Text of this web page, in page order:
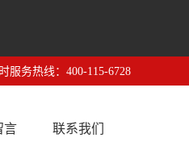
服务热线：400-115-6728
言 联系我们